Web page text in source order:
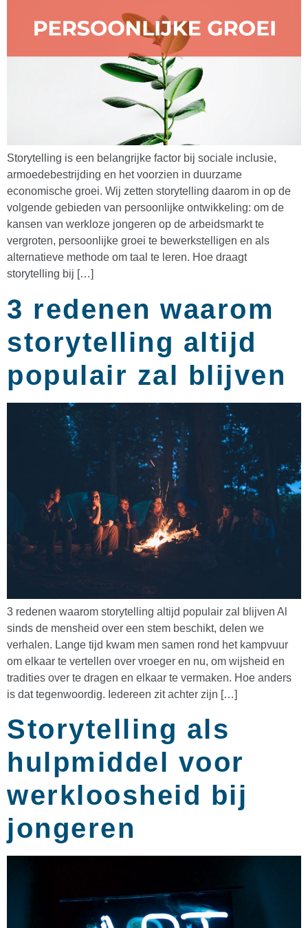
Storytelling is een belangrijke factor bij sociale inclusie,
armoedebestrijding en het voorzien in duurzame
economische groei. Wij zetten storytelling daarom in op de
volgende gebieden van persoonlijke ontwikkeling: om de
kansen van werkloze jongeren op de arbeidsmarkt te
vergroten, persoonlijke groei te bewerkstelligen en als
alternatieve methode om taal te leren. Hoe draagt
storytelling bij […]
3 redenen waarom
storytelling altijd
populair zal blijven
3 redenen waarom storytelling altijd populair zal blijven Al
sinds de mensheid over een stem beschikt, delen we
verhalen. Lange tijd kwam men samen rond het kampvuur
om elkaar te vertellen over vroeger en nu, om wijsheid en
tradities over te dragen en elkaar te vermaken. Hoe anders
is dat tegenwoordig. Iedereen zit achter zijn […]
Storytelling als
hulpmiddel voor
werkloosheid bij
jongeren